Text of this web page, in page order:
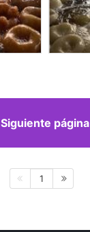
Siguiente página
1